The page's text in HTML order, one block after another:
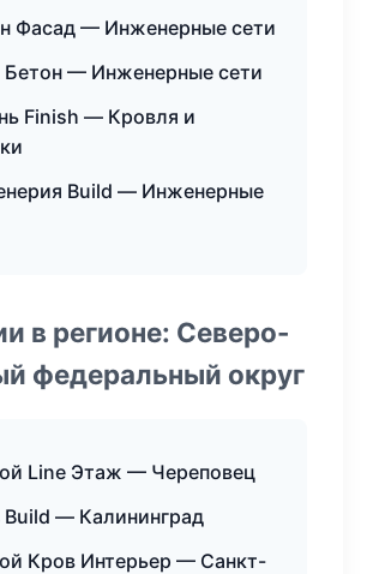
Фасад — Инженерные сети
— Инженерные сети
Finish — Кровля и
Build — Инженерные
в регионе: Северо-
федеральный округ
Line Этаж — Череповец
— Калининград
Кров Интерьер — Санкт-